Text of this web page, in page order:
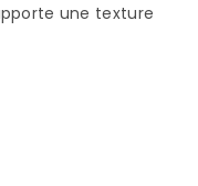
une texture